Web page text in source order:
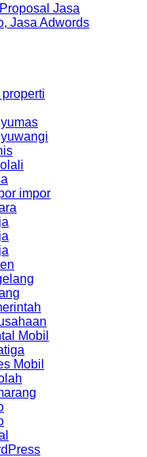
Jasa
Jasa Adwords
impor
Mobil
Mobil